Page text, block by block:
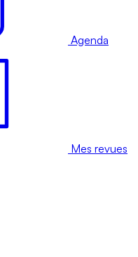
Agenda
Mes revues